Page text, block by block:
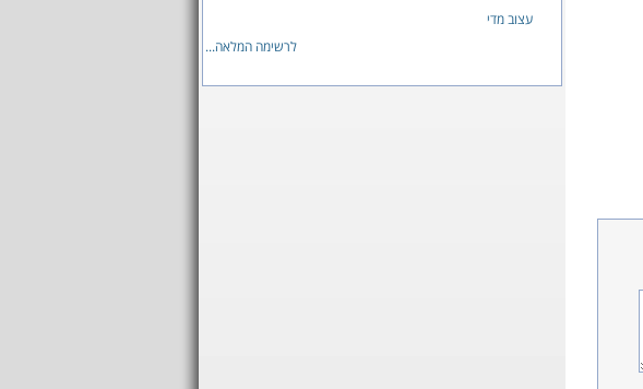
עצוב מדי
לרשימה המלאה...